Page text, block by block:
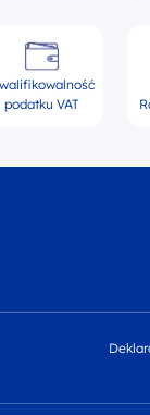
podatku VAT